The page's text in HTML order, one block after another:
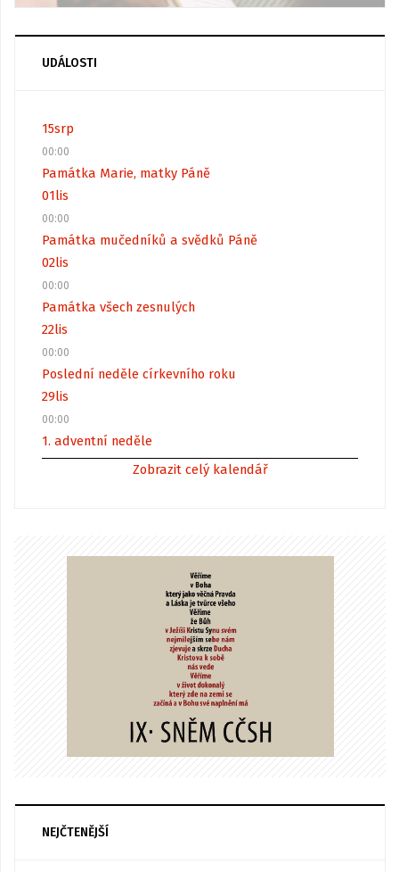
UDÁLOSTI
15srp
00:00
Památka Marie, matky Páně
01lis
00:00
Památka mučedníků a svědků Páně
02lis
00:00
Památka všech zesnulých
22lis
00:00
Poslední neděle církevního roku
29lis
00:00
1. adventní neděle
Zobrazit celý kalendář
NEJČTENĚJŠÍ